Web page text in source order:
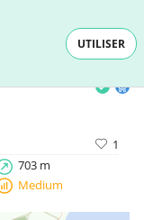
UTILISER
1
703 m
Medium